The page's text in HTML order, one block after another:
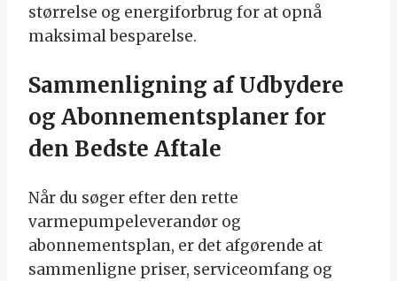
størrelse og energiforbrug for at opnå
maksimal besparelse.
Sammenligning af Udbydere
og Abonnementsplaner for
den Bedste Aftale
Når du søger efter den rette
varmepumpeleverandør og
abonnementsplan, er det afgørende at
sammenligne priser, serviceomfang og